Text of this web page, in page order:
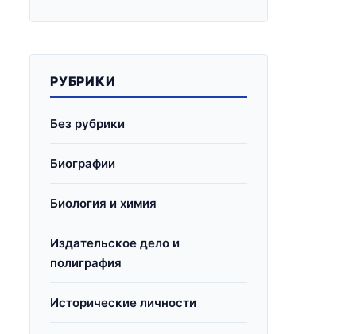
РУБРИКИ
Без рубрики
Биографии
Биология и химия
Издательское дело и
полиграфия
Исторические личности